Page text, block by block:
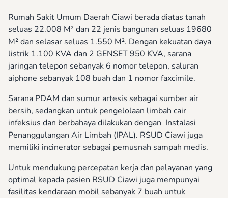
Rumah Sakit Umum Daerah Ciawi berada diatas tanah
seluas 22.008 M² dan 22 jenis bangunan seluas 19680
M² dan selasar seluas 1.550 M². Dengan kekuatan daya
listrik 1.100 KVA dan 2 GENSET 950 KVA, sarana
jaringan telepon sebanyak 6 nomor telepon, saluran
aiphone sebanyak 108 buah dan 1 nomor faxcimile.
Sarana PDAM dan sumur artesis sebagai sumber air
bersih, sedangkan untuk pengelolaan limbah cair
infeksius dan berbahaya dilakukan dengan Instalasi
Penanggulangan Air Limbah (IPAL). RSUD Ciawi juga
memiliki incinerator sebagai pemusnah sampah medis.
Untuk mendukung percepatan kerja dan pelayanan yang
optimal kepada pasien RSUD Ciawi juga mempunyai
fasilitas kendaraan mobil sebanyak 7 buah untuk